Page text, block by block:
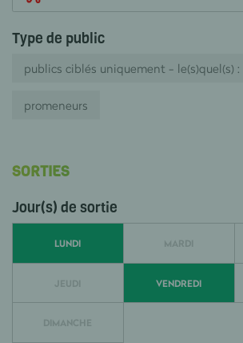
Type de public
publics ciblés uniquement - le(s)quel(s) :
promeneurs
SORTIES
Jour(s) de sortie
LUNDI MARDI
JEUDI VENDREDI
DIMANCHE